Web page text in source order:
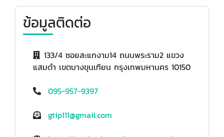
ข้อมูลติดต่อ
133/4 ซอยสะแกงาม14 ถนนพระราม2 แขวง
แสมดำ เขตบางขุนเทียน กรุงเทพมหานคร 10150
095-957-9397
gtip111@gmail.com